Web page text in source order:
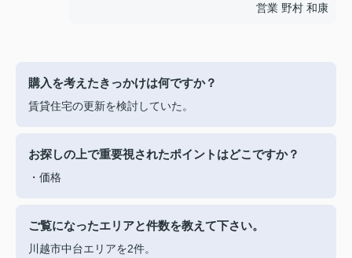
営業 野村 和康
購入を考えたきっかけは何ですか？
賃貸住宅の更新を検討していた。
お探しの上で重要視されたポイントはどこですか？
・価格
ご覧になったエリアと件数を教えて下さい。
川越市中台エリアを2件。